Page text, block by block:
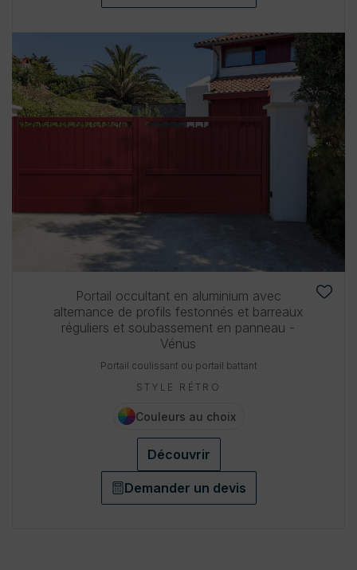
Portail occultant en aluminium avec
alternance de profils festonnés et barreaux
réguliers et soubassement en panneau -
Vénus
Portail coulissant ou portail battant
STYLE RÉTRO
Couleurs au choix
Découvrir
Demander un devis